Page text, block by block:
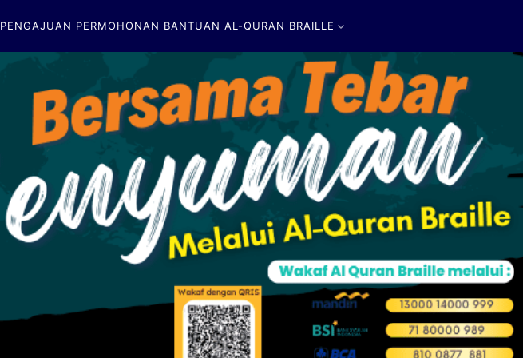
PENGAJUAN PERMOHONAN BANTUAN AL-QURAN BRAILLE